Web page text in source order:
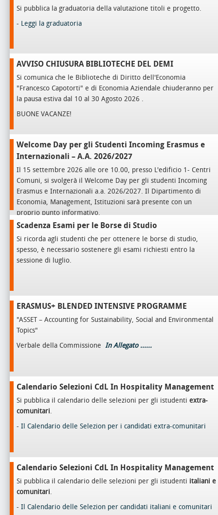
Si pubblica la graduatoria della valutazione titoli e progetto.
- Leggi la graduatoria
AVVISO CHIUSURA BIBLIOTECHE DEL DEMI
Si comunica che le Biblioteche di Diritto dell'Economia
"Francesco Capotorti" e di Economia Aziendale chiuderanno per
la pausa estiva dal 10 al 30 Agosto 2026 .
BUONE VACANZE!
Welcome Day per gli Studenti Incoming Erasmus e
Internazionali – A.A. 2026/2027
Il 15 settembre 2026 alle ore 10.00, presso L'edificio 1- Centri
Comuni, si svolgerà il Welcome Day per gli studenti Incoming
Erasmus e Internazionali a.a. 2026/2027. Il Dipartimento di
Economia, Management, Istituzioni sarà presente con un
proprio punto informativo.
Scadenza Esami per le Borse di Studio
Si ricorda agli studenti che per ottenere le borse di studio,
spesso, è necessario sostenere gli esami richiesti entro la
sessione di luglio.
ERASMUS+ BLENDED INTENSIVE PROGRAMME
"ASSET – Accounting for Sustainability, Social and Environmental
Topics"
Verbale della Commissione In Allegato ......
Calendario Selezioni CdL In Hospitality Management
Si pubblica il calendario delle selezioni per gli istudenti extra-
comunitari.
- Il Calendario delle Selezion per i candidati extra-comunitari
Calendario Selezioni CdL In Hospitality Management
Si pubblica il calendario delle selezioni per gli istudenti italiani e
comunitari.
- Il Calendario delle Selezion per candidati italiani e comunitari